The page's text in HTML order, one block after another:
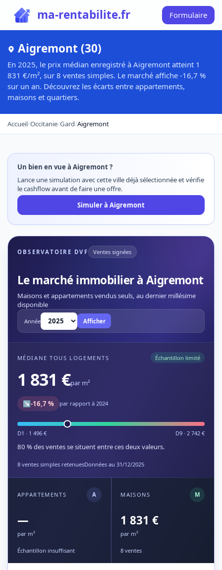
ma-rentabilite.fr Formulaire
Aigremont (30)
En 2025, le prix médian enregistré à Aigremont atteint 1
831 €/m², sur 8 ventes simples. Le marché affiche -16,7 %
sur un an. Découvrez les écarts entre appartements,
maisons et quartiers.
Accueil/Occitanie/Gard/Aigremont
Un bien en vue à Aigremont ?
Lance une simulation avec cette ville déjà sélectionnée et vérifie
le cashflow avant de faire une offre.
Simuler à Aigremont
OBSERVATOIRE DVF Ventes signées
Le marché immobilier à Aigremont
Maisons et appartements vendus seuls, au dernier millésime
disponible
Année Afficher
MÉDIANE TOUS LOGEMENTS Échantillon limité
1 831 €par m²
↘-16,7 % par rapport à 2024
D1 · 1 496 € D9 · 2 742 €
80 % des ventes se situent entre ces deux valeurs.
8 ventes simples retenuesDonnées au 31/12/2025
APPARTEMENTS A
—
par m²
Échantillon insuffisant
MAISONS M
1 831 €
par m²
8 ventes